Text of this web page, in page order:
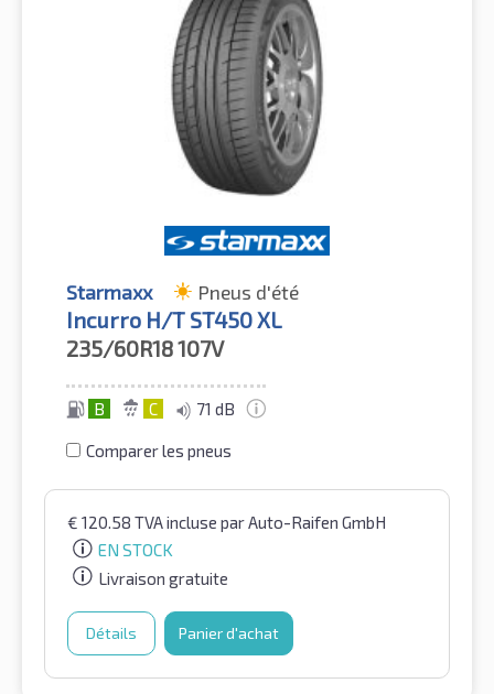
Starmaxx Pneus d'été
Incurro H/T ST450 XL
235/60R18107V
B C 71 dB
Comparer les pneus
€ 120.58 TVA incluse par Auto-Raifen GmbH
EN STOCK
Livraison gratuite
Détails Panier d'achat